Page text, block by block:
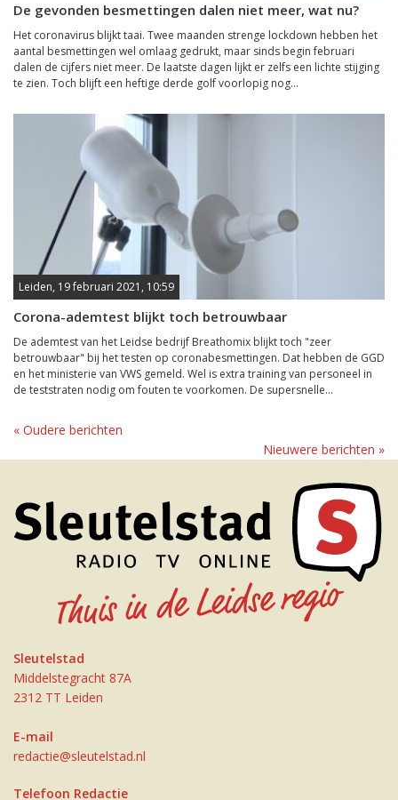
De gevonden besmettingen dalen niet meer, wat nu?
Het coronavirus blijkt taai. Twee maanden strenge lockdown hebben het
aantal besmettingen wel omlaag gedrukt, maar sinds begin februari
dalen de cijfers niet meer. De laatste dagen lijkt er zelfs een lichte stijging
te zien. Toch blijft een heftige derde golf voorlopig nog...
Leiden, 19 februari 2021, 10:59
Corona-ademtest blijkt toch betrouwbaar
De ademtest van het Leidse bedrijf Breathomix blijkt toch "zeer
betrouwbaar" bij het testen op coronabesmettingen. Dat hebben de GGD
en het ministerie van VWS gemeld. Wel is extra training van personeel in
de teststraten nodig om fouten te voorkomen. De supersnelle...
« Oudere berichten
Nieuwere berichten »
Sleutelstad
Middelstegracht 87A
2312 TT Leiden
E-mail
redactie@sleutelstad.nl
Telefoon Redactie